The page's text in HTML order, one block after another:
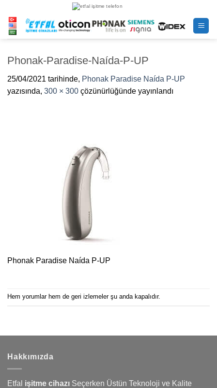
atla
Phonak-Paradise-Naída-P-UP
25/04/2021 tarihinde, Phonak Paradise Naída P-UP
yazısında, 300 × 300 çözünürlüğünde yayınlandı
Phonak Paradise Naída P-UP
Hem yorumlar hem de geri izlemeler şu anda kapalıdır.
Hakkımızda
Etfal işitme cihazı Seçerken Üstün Teknoloji ve Kalite